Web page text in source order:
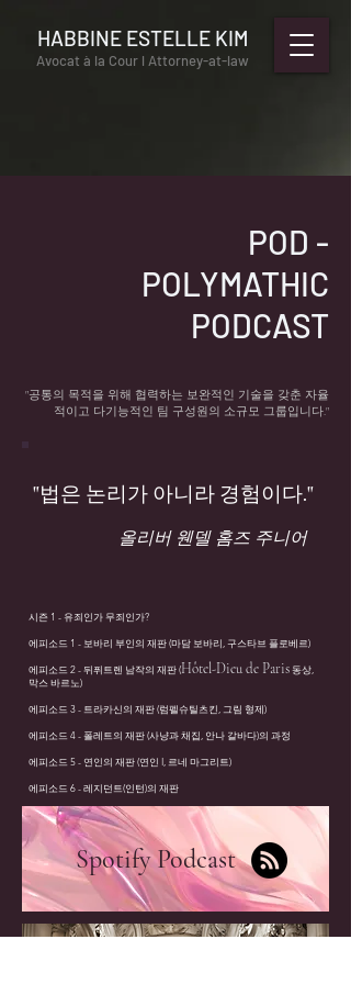
HABBINE ESTELLE KIM
Avocat à la Cour l Attorney-at-law
POD -
POLYMATHIC
PODCAST
"공통의 목적을 위해 협력하는 보완적인 기술을 갖춘 자율
적이고 다기능적인 팀 구성원의 소규모 그룹입니다."
"법은 논리가 아니라 경험이다."
올리버 웬델 홈즈 주니어
시즌 1 - 유죄인가 무죄인가?
에피소드 1 - 보바리 부인의 재판(마담 보바리, 구스타브 플로베르)
에피소드 2 - 뒤퓌트렌 남작의 재판(Hôtel-Dieu de Paris동상,
막스 바르노)
에피소드 3 - 트라카신의 재판(럼펠슈틸츠킨, 그림 형제)
에피소드 4 - 폴레트의 재판(사냥과 채집, 안나 갈바다)의 과정
에피소드 5 - 연인의 재판(연인 I, 르네 마그리트)
에피소드 6 - 레지던트(인턴)의 재판
Spotify Podcast